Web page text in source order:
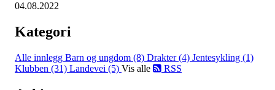
04.08.2022
Kategori
Alle innlegg Barn og ungdom (8) Drakter (4) Jentesykling (1)
Klubben (31) Landevei (5) Vis alle RSS